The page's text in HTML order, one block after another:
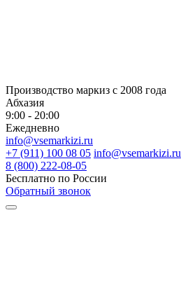
Производство маркиз с 2008 года
Абхазия
9:00 - 20:00
Ежедневно
info@vsemarkizi.ru
+7 (911) 100 08 05 info@vsemarkizi.ru
8 (800) 222-08-05
Бесплатно по России
Обратный звонок